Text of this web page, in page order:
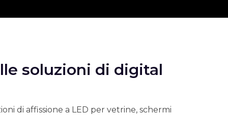
soluzioni di digital
di affissione a LED per vetrine, schermi